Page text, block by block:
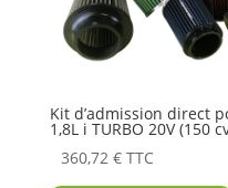
Kit d’admission direct
1,8L i TURBO 20V (150
360,72 € TTC